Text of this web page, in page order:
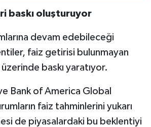
baskı oluşturuyor
devam edebileceği
faiz getirisi bulunmayan
baskı yaratıyor.
Bank of America Global
faiz tahminlerini yukarı
de piyasalardaki bu beklentiyi